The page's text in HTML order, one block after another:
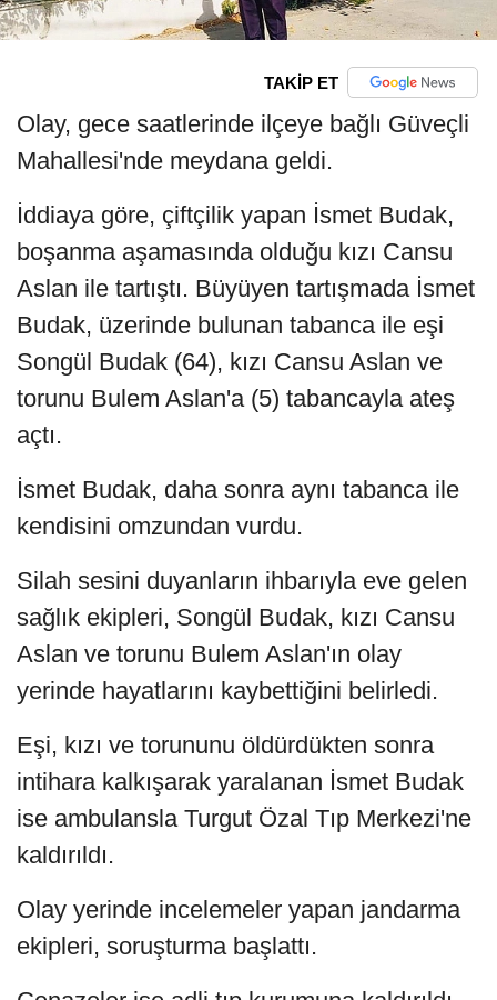
TAKİP ET
Olay, gece saatlerinde ilçeye bağlı Güveçli
Mahallesi'nde meydana geldi.
İddiaya göre, çiftçilik yapan İsmet Budak,
boşanma aşamasında olduğu kızı Cansu
Aslan ile tartıştı. Büyüyen tartışmada İsmet
Budak, üzerinde bulunan tabanca ile eşi
Songül Budak (64), kızı Cansu Aslan ve
torunu Bulem Aslan'a (5) tabancayla ateş
açtı.
İsmet Budak, daha sonra aynı tabanca ile
kendisini omzundan vurdu.
Silah sesini duyanların ihbarıyla eve gelen
sağlık ekipleri, Songül Budak, kızı Cansu
Aslan ve torunu Bulem Aslan'ın olay
yerinde hayatlarını kaybettiğini belirledi.
Eşi, kızı ve torununu öldürdükten sonra
intihara kalkışarak yaralanan İsmet Budak
ise ambulansla Turgut Özal Tıp Merkezi'ne
kaldırıldı.
Olay yerinde incelemeler yapan jandarma
ekipleri, soruşturma başlattı.